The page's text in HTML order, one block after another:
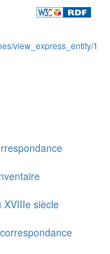
view_express_entity/1
XVIIIe siècle